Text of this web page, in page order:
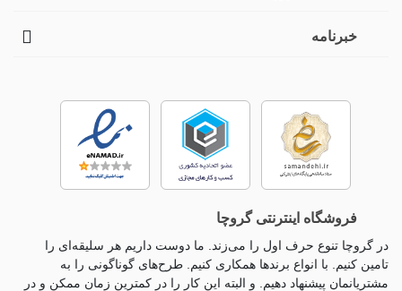
خبرنامه
فروشگاه اینترنتی گروچا
در گروچا تنوع حرف اول را می‌زند. ما دوست داریم هر سلیقه‌ای را
تامین کنیم. با انواع برندها همکاری کنیم. طرح‌های گوناگونی را به
مشتریانمان پیشنهاد دهیم. و البته این کار را در کمترین زمان ممکن و در